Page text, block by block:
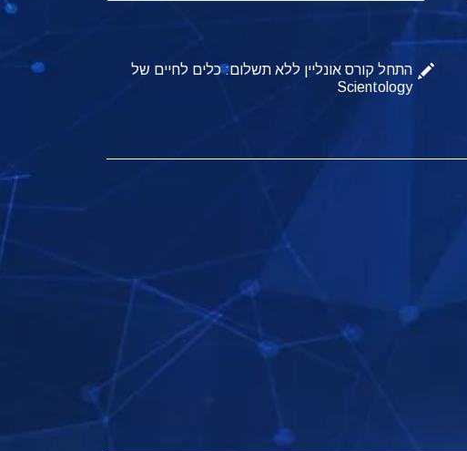
התחל קורס אונליין ללא תשלום: כלים לחיים של
Scientology